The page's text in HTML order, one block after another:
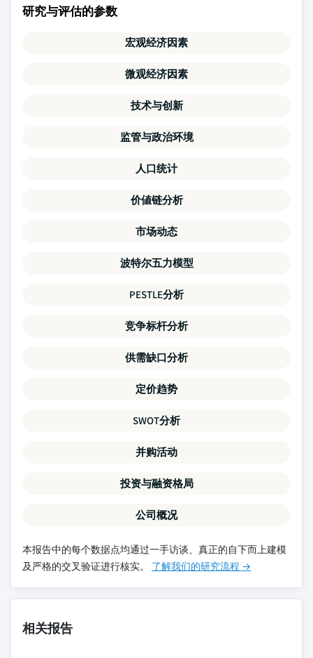
研究与评估的参数
宏观经济因素
微观经济因素
技术与创新
监管与政治环境
人口统计
价値链分析
市场动态
波特尔五力模型
PESTLE分析
竞争标杆分析
供需缺口分析
定价趋势
SWOT分析
并购活动
投资与融资格局
公司概况
本报告中的每个数据点均通过一手访谈、真正的自下而上建模
及严格的交叉验证进行核实。 了解我们的研究流程 →
相关报告